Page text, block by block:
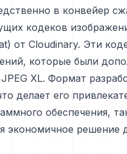
в конвейер
кодеков
от Cloudinary. Эти
которые были
XL. Формат
делает его
обеспечения,
экономичное решение